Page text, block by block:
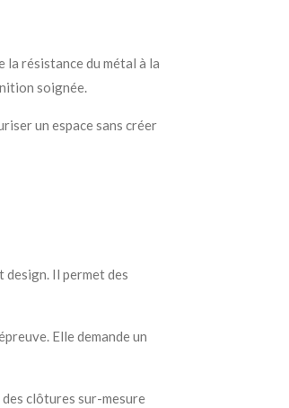
la résistance du métal à la
soignée.
un espace sans créer
design. Il permet des
Elle demande un
clôtures sur-mesure